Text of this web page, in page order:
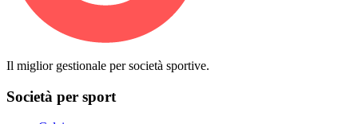
Il miglior gestionale per società sportive.
Società per sport